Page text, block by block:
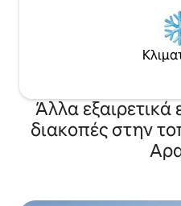
Άλλα εξαιρετικά
διακοπές στην